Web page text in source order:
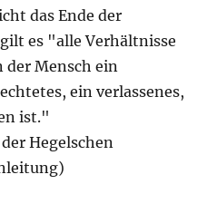
das Ende der
es "alle Verhältnisse
der Mensch ein
ein verlassenes,
ist."
Hegelschen